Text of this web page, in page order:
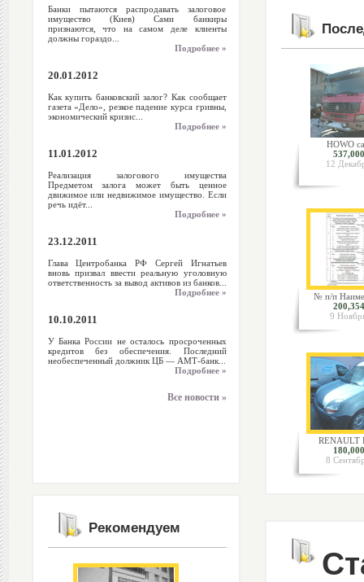
Банки пытаются распродавать залоговое
имущество (Киев) Сами банкиры
признаются, что на самом деле клиенты
должны гораздо...
Подробнее »
20.01.2012
Как купить банковский залог? Как сообщает
газета «Дело», резкое падение курса гривны,
экономический кризис...
Подробнее »
11.01.2012
Реализация залогового имущества
Предметом залога может быть ценное
движимое или недвижимое имущество. Если
речь идёт...
Подробнее »
23.12.2011
Глава Центробанка РФ Сергей Игнатьев
вновь призвал ввести реальную уголовную
ответственность за вывод активов из банков...
Подробнее »
10.10.2011
У Банка России не осталось просроченных
кредитов без обеспечения. Последний
необеспеченный должник ЦБ — АМТ-банк...
Подробнее »
Все новости »
Рекомендуем
HOWO
12
№ п/п
9
RENAULT
8